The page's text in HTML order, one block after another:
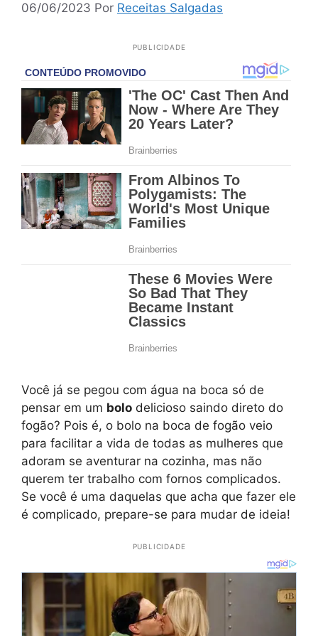
06/06/2023 Por Receitas Salgadas
PUBLICIDADE
Você já se pegou com água na boca só de
pensar em um bolo delicioso saindo direto do
fogão? Pois é, o bolo na boca de fogão veio
para facilitar a vida de todas as mulheres que
adoram se aventurar na cozinha, mas não
querem ter trabalho com fornos complicados.
Se você é uma daquelas que acha que fazer ele
é complicado, prepare-se para mudar de ideia!
PUBLICIDADE